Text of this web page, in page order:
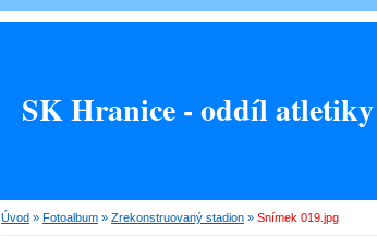
SK Hranice - oddíl atletiky
Úvod » Fotoalbum » Zrekonstruovaný stadion » Snímek 019.jpg